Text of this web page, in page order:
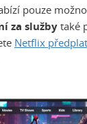
pouze
za služby také
Netflix